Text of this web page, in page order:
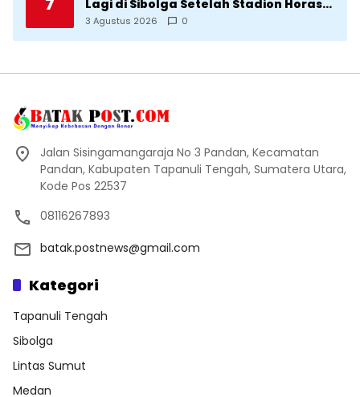
Lagi di Sibolga Setelah Stadion Horas
Direvitalisasi Wali Kota
3 Agustus 2026 0
Jalan Sisingamangaraja No 3 Pandan, Kecamatan
Pandan, Kabupaten Tapanuli Tengah, Sumatera Utara,
Kode Pos 22537
08116267893
batak.postnews@gmail.com
Kategori
Tapanuli Tengah
Sibolga
Lintas Sumut
Medan